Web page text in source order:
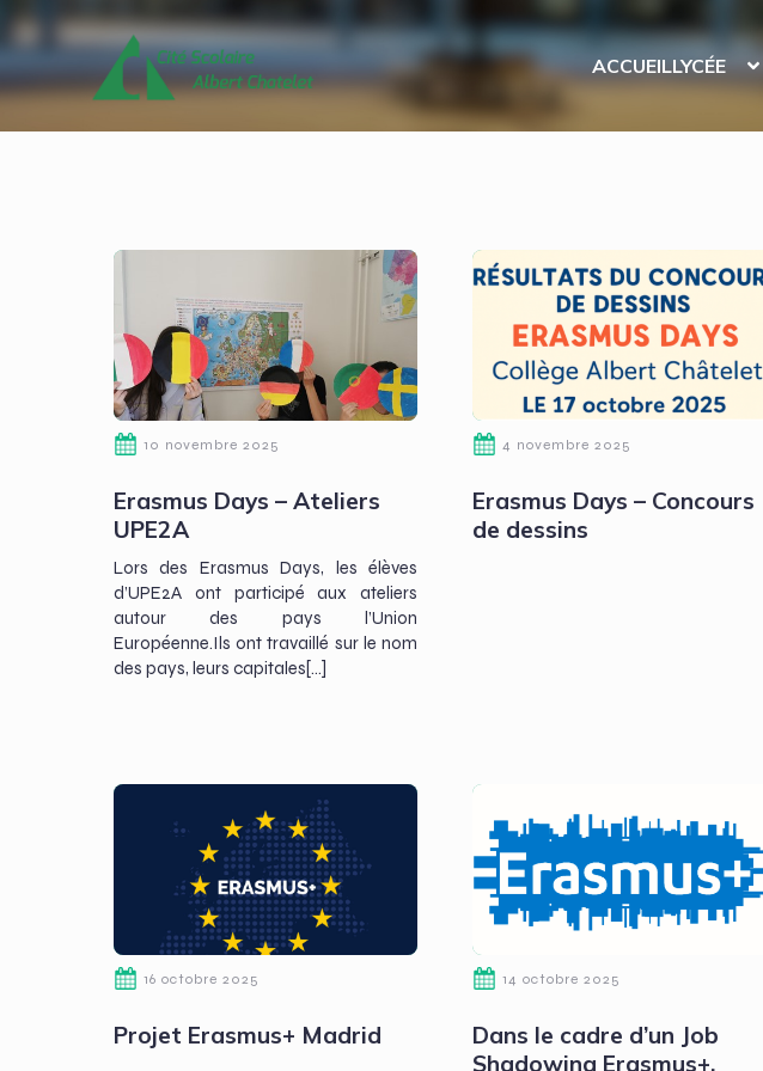
ACCUEILLYCÉE
10 novembre 2025
Erasmus Days – Ateliers
UPE2A
Lors des Erasmus Days, les élèves
d’UPE2A ont participé aux ateliers
autour des pays l’Union
Européenne.Ils ont travaillé sur le nom
des pays, leurs capitales[…]
4 novembre 2025
Erasmus Days – Concours
de dessins
16 octobre 2025
Projet Erasmus+ Madrid
14 octobre 2025
Dans le cadre d’un Job
Shadowing Erasmus+,